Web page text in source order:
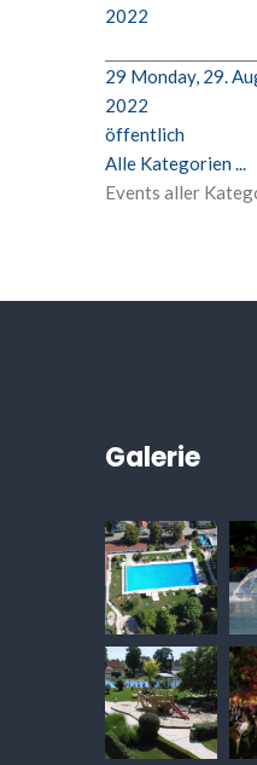
2022
29 Monday, 29.
2022
öffentlich
Alle Kategorien ...
Events aller
Galerie